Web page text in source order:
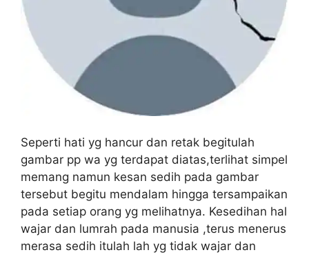
Seperti hati yg hancur dan retak begitulah
gambar pp wa yg terdapat diatas,terlihat simpel
memang namun kesan sedih pada gambar
tersebut begitu mendalam hingga tersampaikan
pada setiap orang yg melihatnya. Kesedihan hal
wajar dan lumrah pada manusia ,terus menerus
merasa sedih itulah lah yg tidak wajar dan